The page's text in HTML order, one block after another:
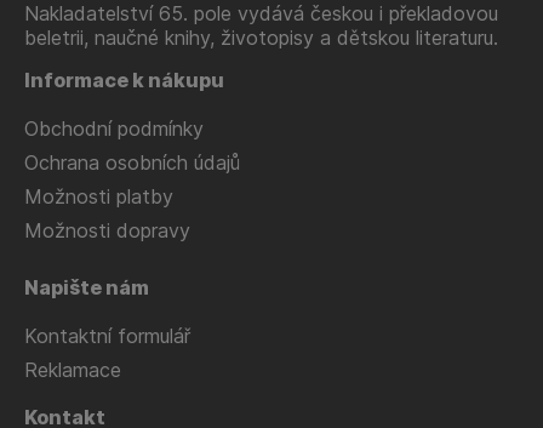
Nakladatelství 65. pole vydává českou i překladovou
beletrii, naučné knihy, životopisy a dětskou literaturu.
Informace k nákupu
Obchodní podmínky
Ochrana osobních údajů
Možnosti platby
Možnosti dopravy
Napište nám
Kontaktní formulář
Reklamace
Kontakt